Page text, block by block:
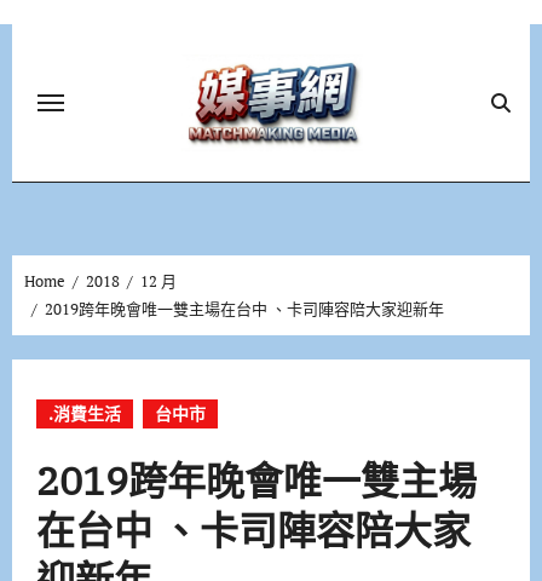
Home 2018
12 月
2019跨年晚會唯一雙主場在台中 、卡司陣容陪大家迎新年
.消費生活 台中市
2019跨年晚會唯一雙主場
在台中 、卡司陣容陪大家